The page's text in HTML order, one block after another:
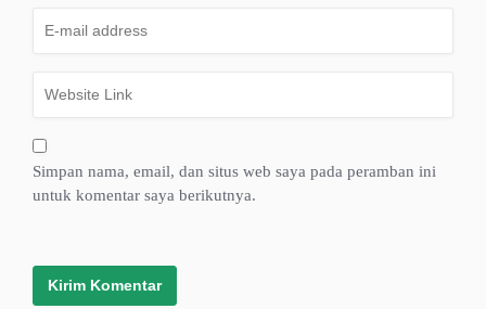
Simpan nama, email, dan situs web saya pada peramban ini
untuk komentar saya berikutnya.